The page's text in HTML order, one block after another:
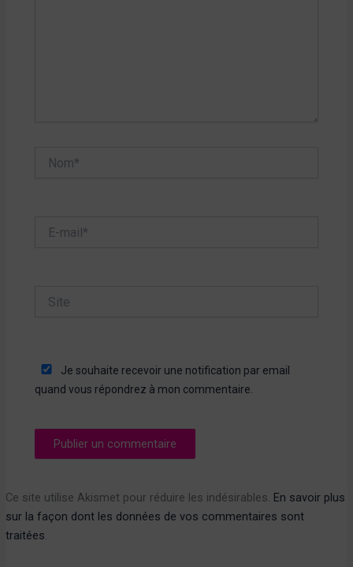
mail*
Je souhaite recevoir une notification par email
quand vous répondrez à mon commentaire.
Ce site utilise Akismet pour réduire les indésirables. En savoir plus
sur la façon dont les données de vos commentaires sont
traitées.